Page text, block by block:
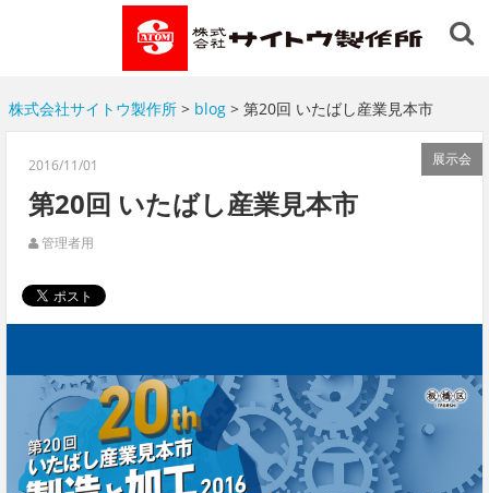
株式会社サイトウ製作所> blog> 第20回 いたばし産業見本市
展示会
2016/11/01
第20回 いたばし産業見本市
管理者用